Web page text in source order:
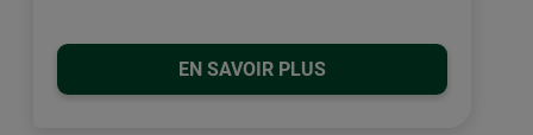
EN SAVOIR PLUS